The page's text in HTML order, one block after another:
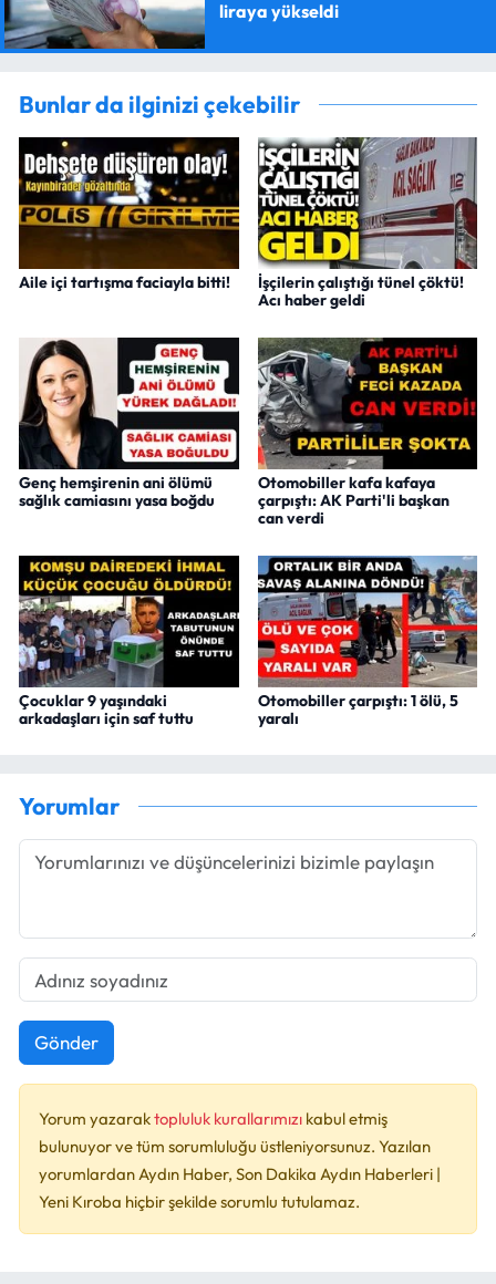
liraya yükseldi
Bunlar da ilginizi çekebilir
Aile içi tartışma faciayla bitti!
İşçilerin çalıştığı tünel çöktü!
Acı haber geldi
Genç hemşirenin ani ölümü
sağlık camiasını yasa boğdu
Otomobiller kafa kafaya
çarpıştı: AK Parti'li başkan
can verdi
Çocuklar 9 yaşındaki
arkadaşları için saf tuttu
Otomobiller çarpıştı: 1 ölü, 5
yaralı
Yorumlar
Gönder
Yorum yazaraktopluluk kurallarımızı kabul etmiş
bulunuyor ve tüm sorumluluğu üstleniyorsunuz. Yazılan
yorumlardan Aydın Haber, Son Dakika Aydın Haberleri |
Yeni Kıroba hiçbir şekilde sorumlu tutulamaz.